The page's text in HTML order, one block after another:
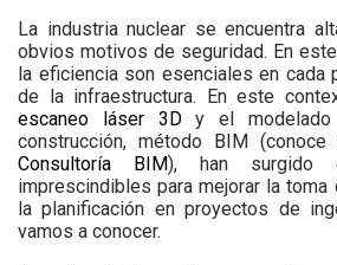
La industria nuclear se encuentra
obvios motivos de seguridad. En
la eficiencia son esenciales en cada
de la infraestructura. En este
escaneo láser 3Dy el modelado
construcción, método BIM
Consultoría BIM), han surgido
imprescindibles para mejorar la
la planificación en proyectos de
vamos a conocer.